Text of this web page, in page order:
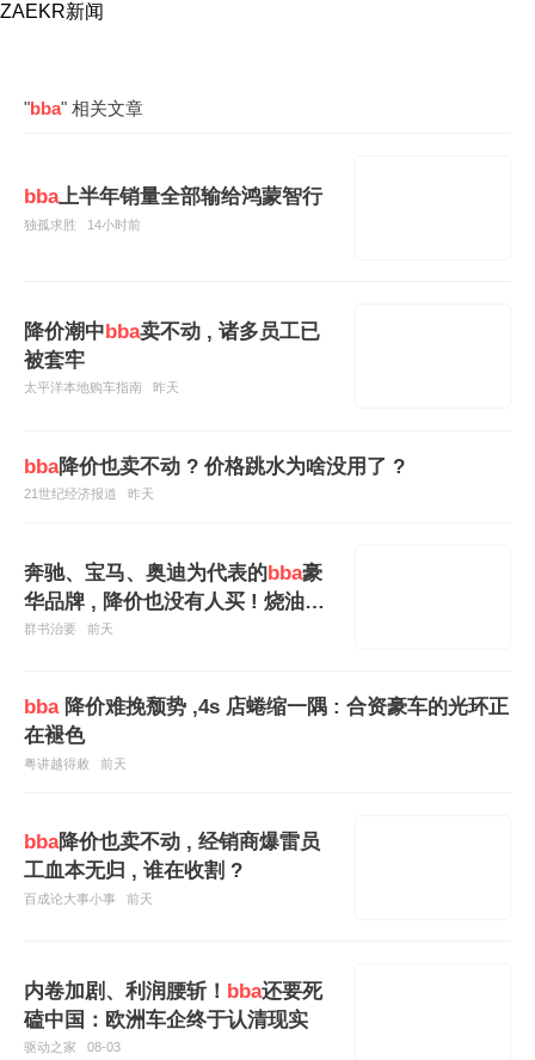
ZAEKR新闻
"bba" 相关文章
bba上半年销量全部输给鸿蒙智行
独孤求胜 14小时前
降价潮中bba卖不动 , 诸多员工已
被套牢
太平洋本地购车指南 昨天
bba降价也卖不动 ? 价格跳水为啥没用了 ?
21世纪经济报道 昨天
奔驰、宝马、奥迪为代表的bba豪
华品牌 , 降价也没有人买 ! 烧油车
彻底凉了吗 ?
群书治要 前天
bba降价难挽颓势 ,4s 店蜷缩一隅 : 合资豪车的光环正
在褪色
粤讲越得敕 前天
bba降价也卖不动 , 经销商爆雷员
工血本无归 , 谁在收割 ?
百成论大事小事 前天
内卷加剧、利润腰斩！ bba还要死
磕中国：欧洲车企终于认清现实
驱动之家 08-03